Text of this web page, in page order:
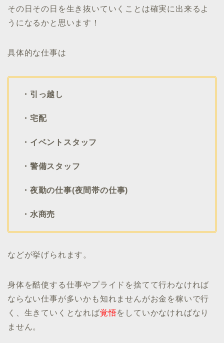
その日その日を生き抜いていくことは確実に出来るよ
うになるかと思います！
具体的な仕事は
・引っ越し
・宅配
・イベントスタッフ
・警備スタッフ
・夜勤の仕事(夜間帯の仕事)
・水商売
などが挙げられます。
身体を酷使する仕事やプライドを捨てて行わなければ
ならない仕事が多いかも知れませんがお金を稼いで行
く、生きていくとなれば覚悟をしていかなければなり
ません。